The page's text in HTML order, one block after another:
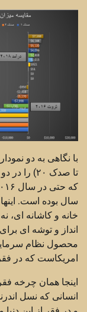
سال بوده است.
خانه و کاشانه ای،
محصول نظام
امریکاست که در
اینجا همان چرخه
انسانی که نسل